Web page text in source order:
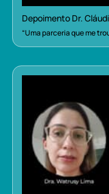
Depoimento Dr.
“Uma parceria que me